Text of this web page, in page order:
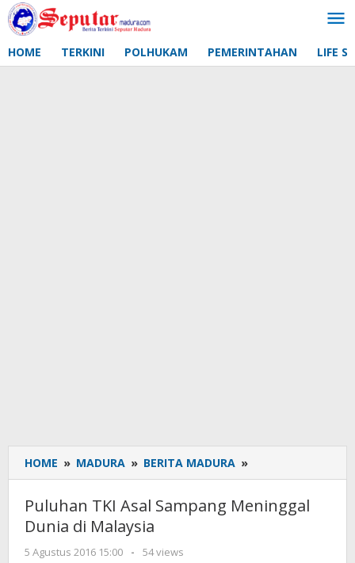
Lewati
ke
HOME TERKINI POLHUKAM PEMERINTAHAN LIFE
HOME » MADURA » BERITA MADURA »
TKI
Sampang
Puluhan TKI Asal Sampang Meninggal
Dunia di Malaysia
5 Agustus 2016 15:00
oleh
-
54 views